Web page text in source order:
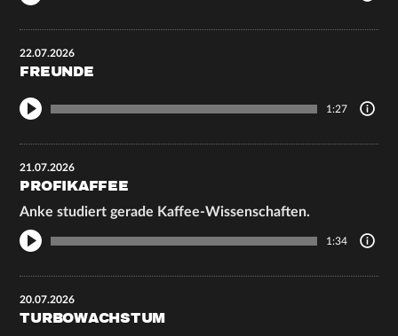
22.07.2026
FREUNDE
1:27
21.07.2026
PROFIKAFFEE
Anke studiert gerade Kaffee-Wissenschaften.
1:34
20.07.2026
TURBOWACHSTUM